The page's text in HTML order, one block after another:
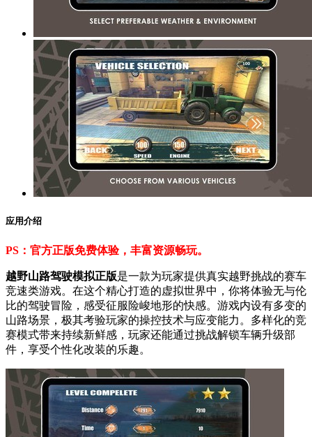
应用介绍
PS：官方正版免费体验，丰富资源畅玩。
越野山路驾驶模拟正版是一款为玩家提供真实越野挑战的赛车
竞速类游戏。在这个精心打造的虚拟世界中，你将体验无与伦
比的驾驶冒险，感受征服险峻地形的快感。游戏内设有多变的
山路场景，极其考验玩家的操控技术与应变能力。多样化的竞
赛模式带来持续新鲜感，玩家还能通过挑战解锁车辆升级部
件，享受个性化改装的乐趣。